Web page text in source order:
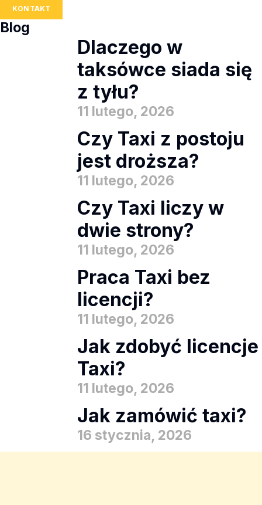
KONTAKT
Blog
Dlaczego w
taksówce siada się
z tyłu?
11 lutego, 2026
Czy Taxi z postoju
jest droższa?
11 lutego, 2026
Czy Taxi liczy w
dwie strony?
11 lutego, 2026
Praca Taxi bez
licencji?
11 lutego, 2026
Jak zdobyć licencje
Taxi?
11 lutego, 2026
Jak zamówić taxi?
16 stycznia, 2026